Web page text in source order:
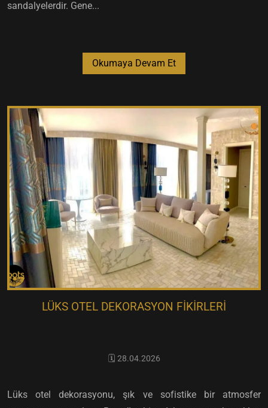
sandalyelerdir. Gene...
Okumaya Devam Et
LÜKS OTEL DEKORASYON FIKIRLERI
🗓️ 28.04.2026
Lüks otel dekorasyonu, şık ve sofistike bir atmosfer